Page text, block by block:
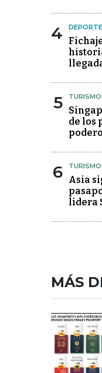
4
5 TURISMO
de los
6 TURISMO
Asia
lidera
MÁS